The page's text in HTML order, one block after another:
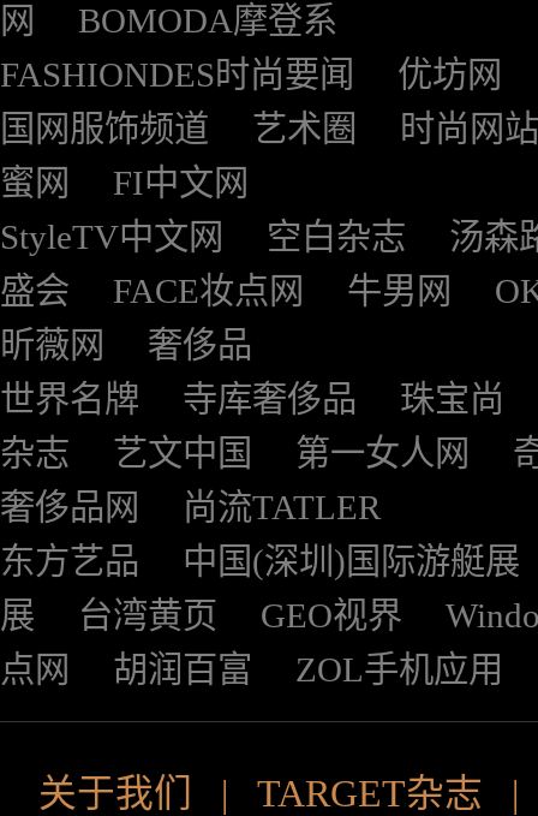
网
BOMODA摩登系
FASHIONDES时尚要闻
优坊网
国网服饰频道
艺术圈
时尚网站
蜜网
FI中文网
StyleTV中文网
空白杂志
汤森
盛会
FACE妆点网 牛男网
昕薇网
奢侈品
世界名牌
寺库奢侈品
珠宝尚
杂志
艺文中国 第一女人网
奢侈品网
尚流TATLER
东方艺品
中国(深圳)国际游艇展
展
台湾黄页 GEO视界
点网
胡润百富 ZOL手机应用
关于我们 | TARGET杂志